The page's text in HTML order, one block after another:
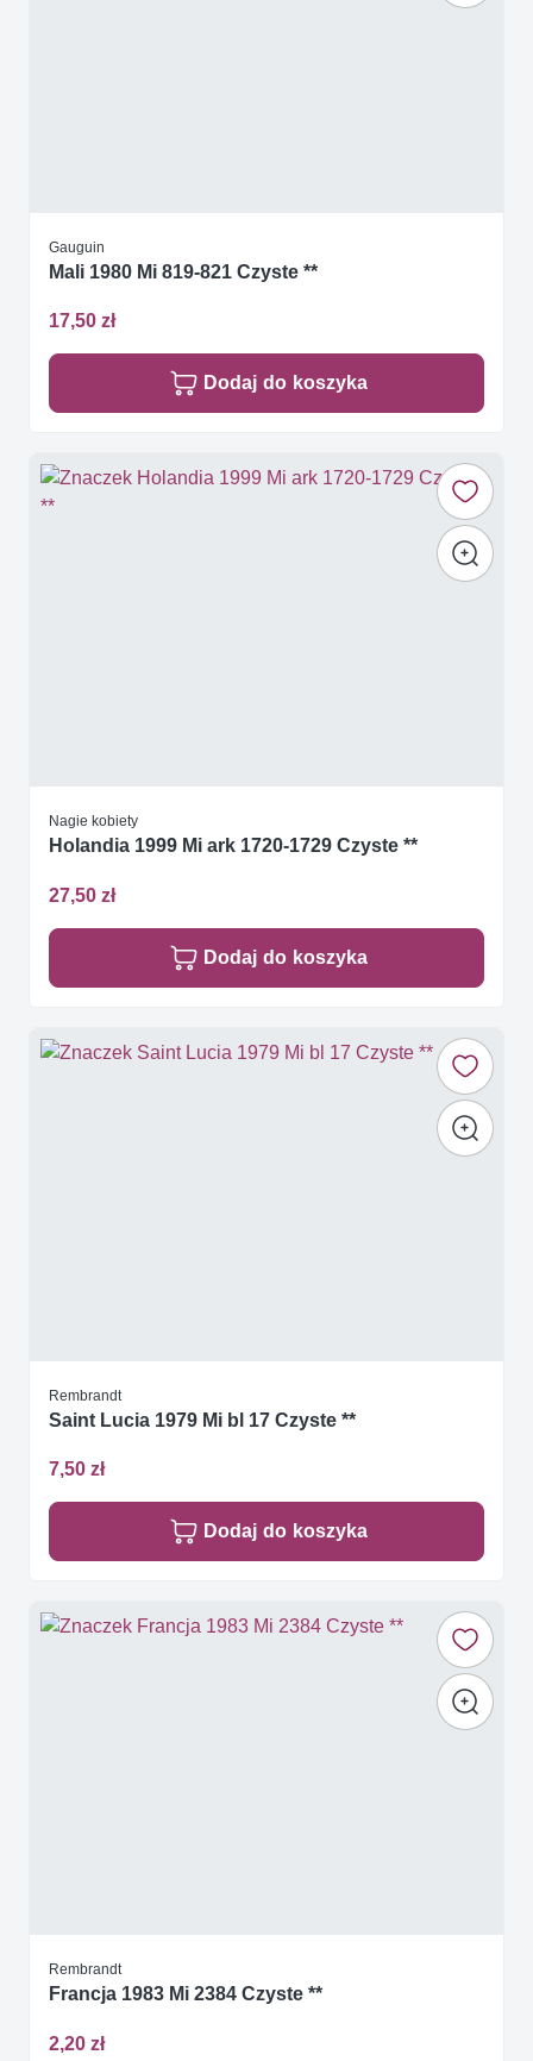
Gauguin
Mali 1980 Mi 819-821 Czyste **
17,50 zł
Dodaj do koszyka
Nagie kobiety
Holandia 1999 Mi ark 1720-1729 Czyste **
27,50 zł
Dodaj do koszyka
Rembrandt
Saint Lucia 1979 Mi bl 17 Czyste **
7,50 zł
Dodaj do koszyka
Rembrandt
Francja 1983 Mi 2384 Czyste **
2,20 zł